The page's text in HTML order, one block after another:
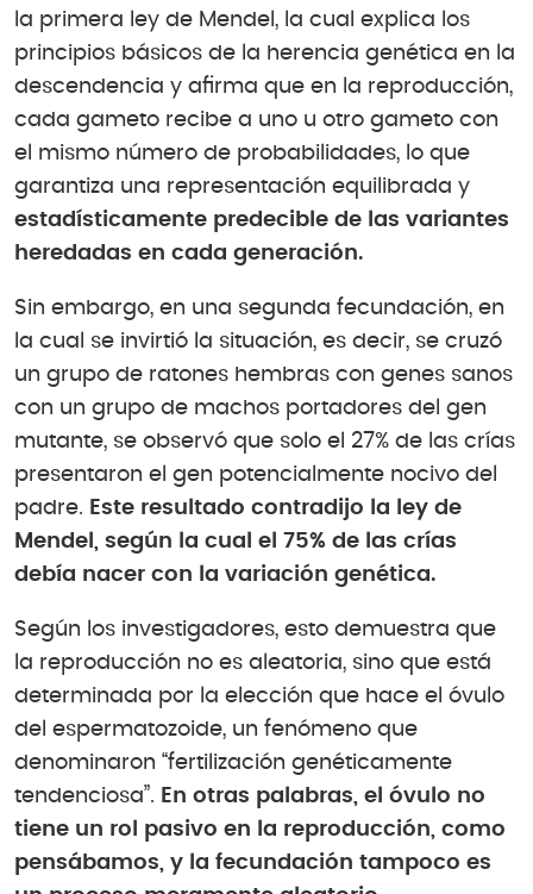
la primera ley de Mendel, la cual explica los
principios básicos de la herencia genética en la
descendencia y afirma que en la reproducción,
cada gameto recibe a uno u otro gameto con
el mismo número de probabilidades, lo que
garantiza una representación equilibrada y
estadísticamente predecible de las variantes
heredadas en cada generación.
Sin embargo, en una segunda fecundación, en
la cual se invirtió la situación, es decir, se cruzó
un grupo de ratones hembras con genes sanos
con un grupo de machos portadores del gen
mutante, se observó que solo el 27% de las crías
presentaron el gen potencialmente nocivo del
padre. Este resultado contradijo la ley de
Mendel, según la cual el 75% de las crías
debía nacer con la variación genética.
Según los investigadores, esto demuestra que
la reproducción no es aleatoria, sino que está
determinada por la elección que hace el óvulo
del espermatozoide, un fenómeno que
denominaron “fertilización genéticamente
tendenciosa”. En otras palabras, el óvulo no
tiene un rol pasivo en la reproducción, como
pensábamos, y la fecundación tampoco es